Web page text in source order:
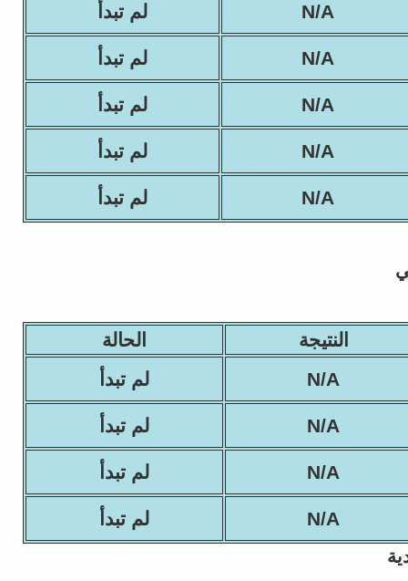
N/A لم تبدأ
N/A لم تبدأ
N/A لم تبدأ
N/A لم تبدأ
N/A لم تبدأ
النتيجة الحالة
N/A لم تبدأ
N/A لم تبدأ
N/A لم تبدأ
N/A لم تبدأ